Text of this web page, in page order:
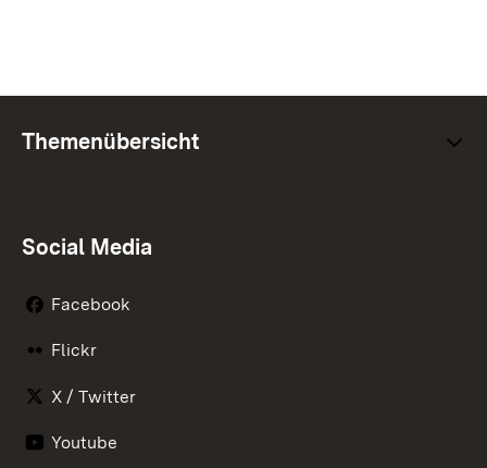
Themenübersicht
Social Media
Facebook
Flickr
X / Twitter
Youtube